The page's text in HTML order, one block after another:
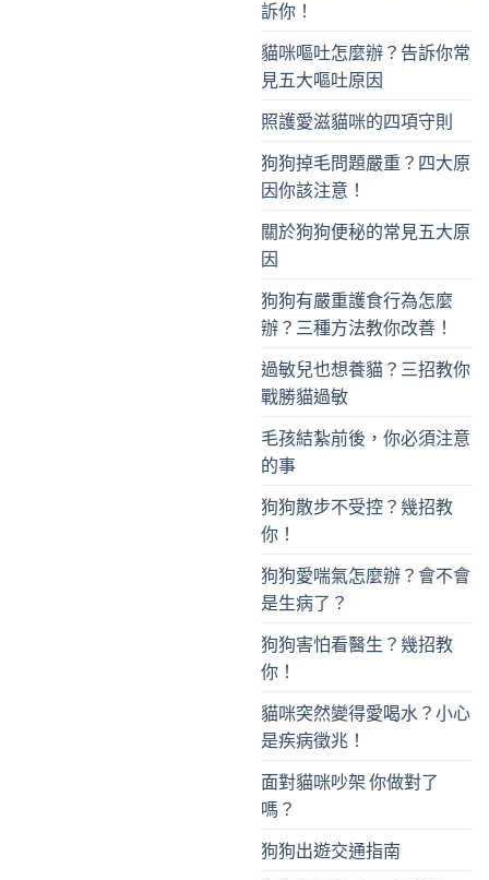
訴你！
貓咪嘔吐怎麼辦？告訴你常
見五大嘔吐原因
照護愛滋貓咪的四項守則
狗狗掉毛問題嚴重？四大原
因你該注意！
關於狗狗便秘的常見五大原
因
狗狗有嚴重護食行為怎麼
辦？三種方法教你改善！
過敏兒也想養貓？三招教你
戰勝貓過敏
毛孩結紮前後，你必須注意
的事
狗狗散步不受控？幾招教
你！
狗狗愛喘氣怎麼辦？會不會
是生病了？
狗狗害怕看醫生？幾招教
你！
貓咪突然變得愛喝水？小心
是疾病徵兆！
面對貓咪吵架 你做對了
嗎？
狗狗出遊交通指南